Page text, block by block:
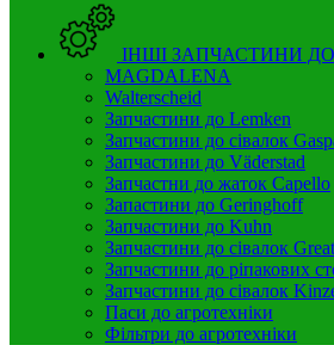
ІНШІ ЗАПЧАСТИНИ
MAGDALENA
Walterscheid
Запчастини до Lemken
Запчастини до сівалок
Запчастини до Väderstad
Запчастни до жаток Capello
Запастини до Geringhoff
Запчастини до Kuhn
Запчастини до сівалок
Запчастини до ріпакових
Запчастини до сівалок
Паси до агротехніки
Фільтри до агротехніки